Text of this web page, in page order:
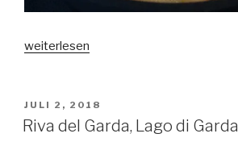
„Fenchel-
weiterlesen
VERÖFFENTLICHT
AM
JULI 2, 2018
Riva del Garda, Lago di Garda